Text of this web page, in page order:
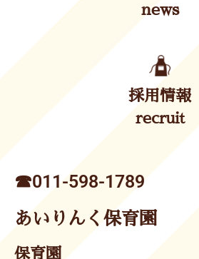
news
採用情報
recruit
☎︎011-598-1789
あいりんく保育園
保育園